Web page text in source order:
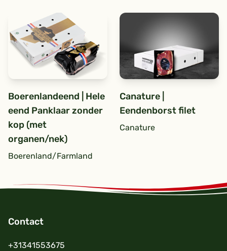
Boerenlandeend | Hele
eend Panklaar zonder
kop (met
organen/nek)
Boerenland/Farmland
Canature |
Eendenborst filet
Canature
Footer
Contact
+31341553675